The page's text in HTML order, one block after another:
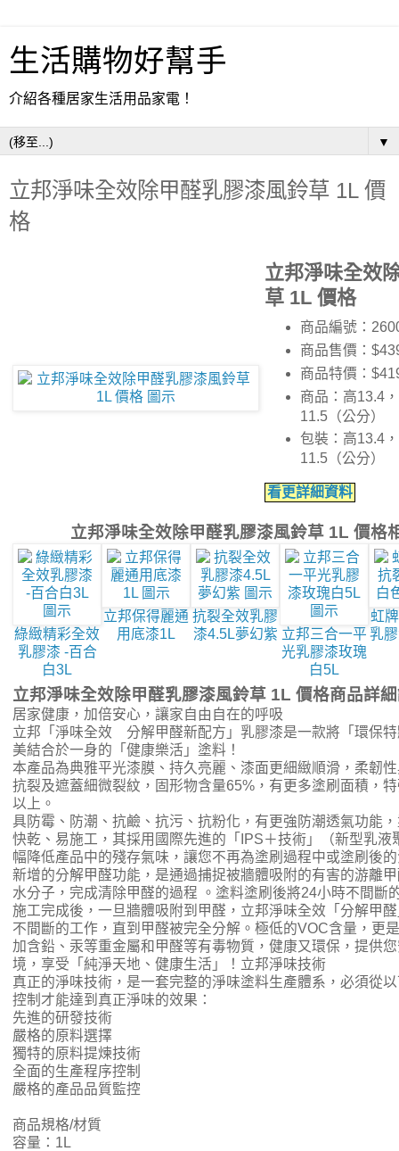
生活購物好幫手
介紹各種居家生活用品家電！
▼
立邦淨味全效除甲醛乳膠漆風鈴草 1L 價
格
立邦淨味全效
草 1L 價格
商品編號：
商品售價：
商品特價：
商品：高13.4
11.5（公分）
包裝：高13.4
11.5（公分）
看更詳細資料
立邦淨味全效除甲醛乳膠漆風鈴草 1L 價格
綠緻精彩全效
乳膠漆 -百合
白3L
立邦保得麗通
用底漆1L
抗裂全效乳膠
漆4.5L夢幻紫 立邦三合一平
光乳膠漆玫瑰
白5L
虹
乳
立邦淨味全效除甲醛乳膠漆風鈴草 1L 價格商品詳
居家健康，加倍安心，讓家自由自在的呼吸
立邦「淨味全效 分解甲醛新配方」乳膠漆是一款將「環保
美結合於一身的「健康樂活」塗料！
本產品為典雅平光漆膜、持久亮麗、漆面更細緻順滑，柔韌
抗裂及遮蓋細微裂紋，固形物含量65%，有更多塗刷面積，
以上。
具防霉、防潮、抗鹼、抗污、抗粉化，有更強防潮透氣功能
快乾、易施工，其採用國際先進的「IPS＋技術」（新型乳液
幅降低產品中的殘存氣味，讓您不再為塗刷過程中或塗刷後
新增的分解甲醛功能，是通過捕捉被牆體吸附的有害的游離
水分子，完成清除甲醛的過程 。塗料塗刷後將24小時不間斷
施工完成後，一旦牆體吸附到甲醛，立邦淨味全效「分解甲
不間斷的工作，直到甲醛被完全分解。極低的VOC含量，更
加含鉛、汞等重金屬和甲醛等有毒物質，健康又環保，提供
境，享受「純淨天地、健康生活」！立邦淨味技術
真正的淨味技術，是一套完整的淨味塗料生產體系，必須從
控制才能達到真正淨味的效果：
先進的研發技術
嚴格的原料選擇
獨特的原料提煉技術
全面的生產程序控制
嚴格的產品品質監控
商品規格/材質
容量：1L